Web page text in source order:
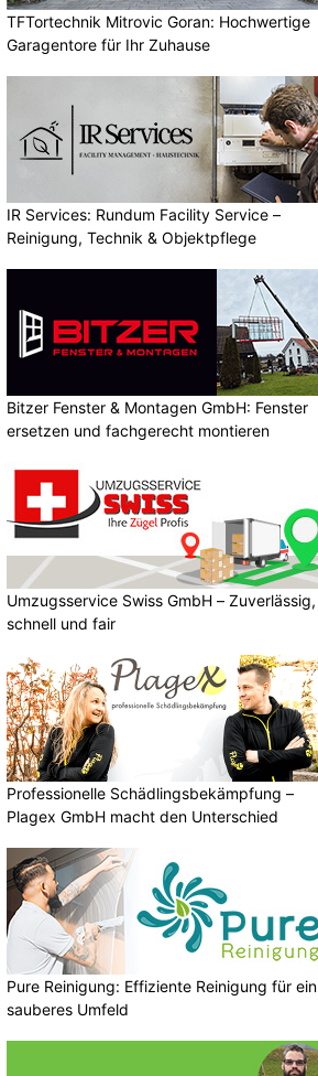
TFTortechnik Mitrovic Goran: Hochwertige
Garagentore für Ihr Zuhause
IR Services: Rundum Facility Service –
Reinigung, Technik & Objektpflege
Bitzer Fenster & Montagen GmbH: Fenster
ersetzen und fachgerecht montieren
Umzugsservice Swiss GmbH – Zuverlässig,
schnell und fair
Professionelle Schädlingsbekämpfung –
Plagex GmbH macht den Unterschied
Pure Reinigung: Effiziente Reinigung für ein
sauberes Umfeld